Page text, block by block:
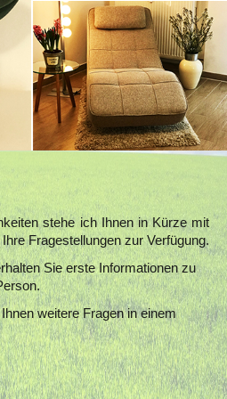
stehe ich Ihnen in Kürze mit
Fragestellungen zur Verfügung.
Sie erste Informationen zu
weitere Fragen in einem